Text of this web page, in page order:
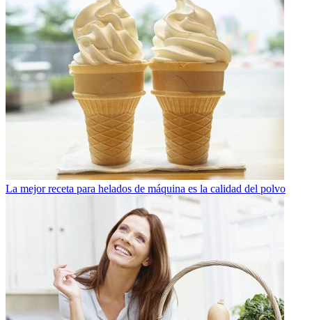
La mejor receta para helados de máquina es la calidad del polvo